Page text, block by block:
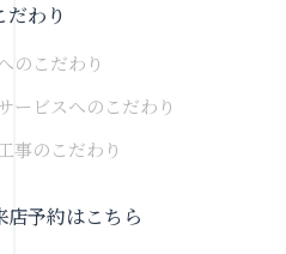
わり
のこだわり
ービスへのこだわり
事のこだわり
店予約はこちら